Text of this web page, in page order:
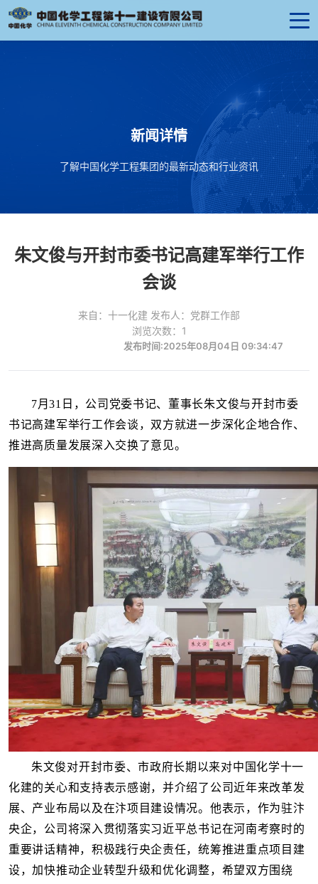
新闻详情
了解中国化学工程集团的最新动态和行业资讯
朱文俊与开封市委书记高建军举行工作
会谈
来自：十一化建 发布人：党群工作部
浏览次数：1
发布时间:2025年08月04日 09:34:47
7月31日，公司党委书记、董事长朱文俊与开封市委
书记高建军举行工作会谈，双方就进一步深化企地合作、
推进高质量发展深入交换了意见。
朱文俊对开封市委、市政府长期以来对中国化学十一
化建的关心和支持表示感谢，并介绍了公司近年来改革发
展、产业布局以及在汴项目建设情况。他表示，作为驻汴
央企，公司将深入贯彻落实习近平总书记在河南考察时的
重要讲话精神，积极践行央企责任，统筹推进重点项目建
设，加快推动企业转型升级和优化调整，希望双方围绕